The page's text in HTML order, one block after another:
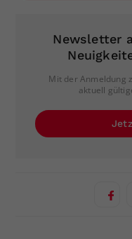
Newsletter
Mit der Anmeldung
aktuell